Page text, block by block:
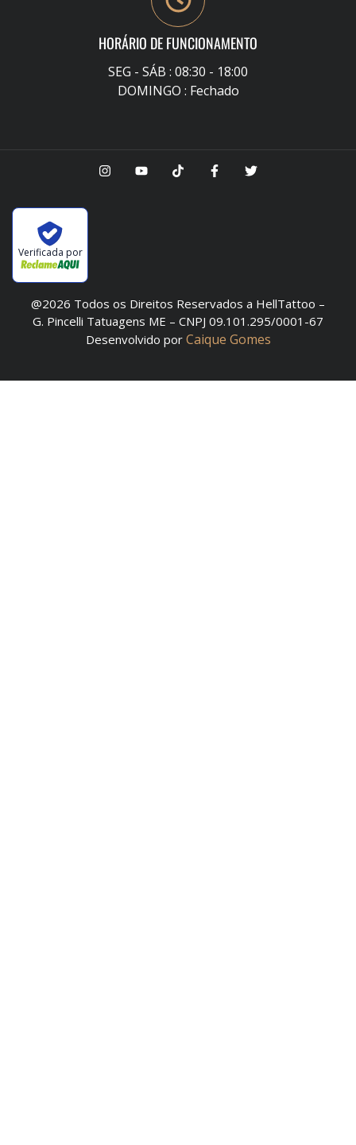
HORÁRIO DE FUNCIONAMENTO
SEG - SÁB : 08:30 - 18:00
DOMINGO : Fechado
Verificada por
@2026 Todos os Direitos Reservados a HellTattoo –
G. Pincelli Tatuagens ME – CNPJ 09.101.295/0001-67
Desenvolvido por Caique Gomes